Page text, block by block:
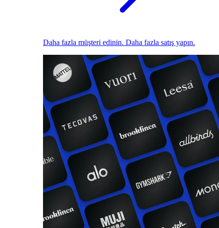
Daha fazla müşteri edinin. Daha fazla satış yapın.